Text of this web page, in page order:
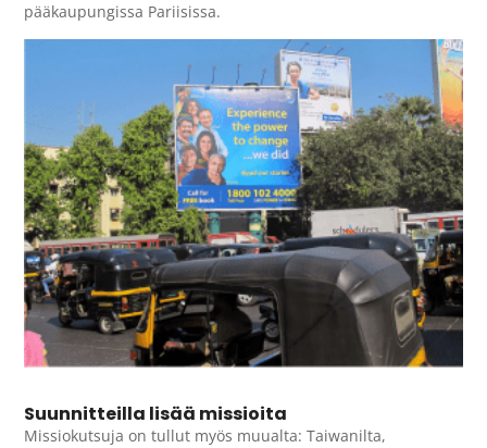
pääkaupungissa Pariisissa.
Suunnitteilla lisää missioita
Missiokutsuja on tullut myös muualta: Taiwanilta,